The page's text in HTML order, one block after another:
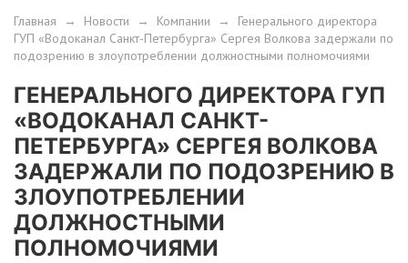
Главная → Новости → Компании → Генерального директора
ГУП «Водоканал Санкт-Петербурга» Сергея Волкова задержали по
подозрению в злоупотреблении должностными полномочиями
ГЕНЕРАЛЬНОГО ДИРЕКТОРА ГУП
«ВОДОКАНАЛ САНКТ-
ПЕТЕРБУРГА» СЕРГЕЯ ВОЛКОВА
ЗАДЕРЖАЛИ ПО ПОДОЗРЕНИЮ В
ЗЛОУПОТРЕБЛЕНИИ
ДОЛЖНОСТНЫМИ
ПОЛНОМОЧИЯМИ